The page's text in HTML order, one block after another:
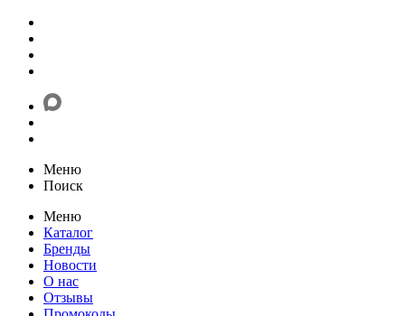
Меню
Поиск
Меню
Каталог
Бренды
Новости
О нас
Отзывы